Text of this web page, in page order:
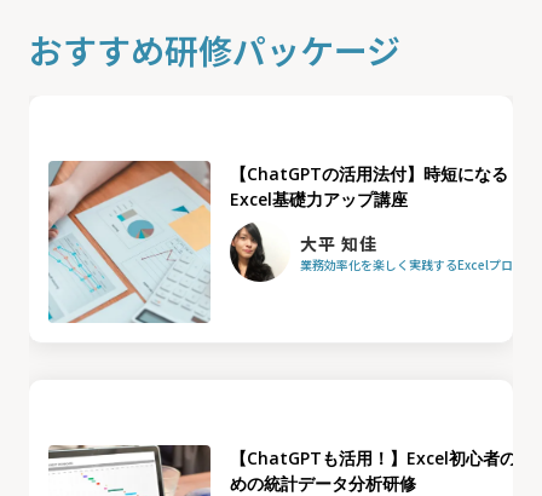
おすすめ研修パッケージ
【ChatGPTの活用法付】時短になる
Excel基礎力アップ講座
大平 知佳
業務効率化を楽しく実践するExcelプロフェ
【ChatGPTも活用！】Excel初心者のた
めの統計データ分析研修